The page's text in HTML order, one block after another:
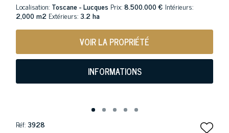
Localisation: Toscane - Lucques Prix:8.500.000 € Intérieurs:
2,000 m2 Extérieurs:3.2 ha
VOIR LA PROPRIÉTÉ
INFORMATIONS
Réf:3928